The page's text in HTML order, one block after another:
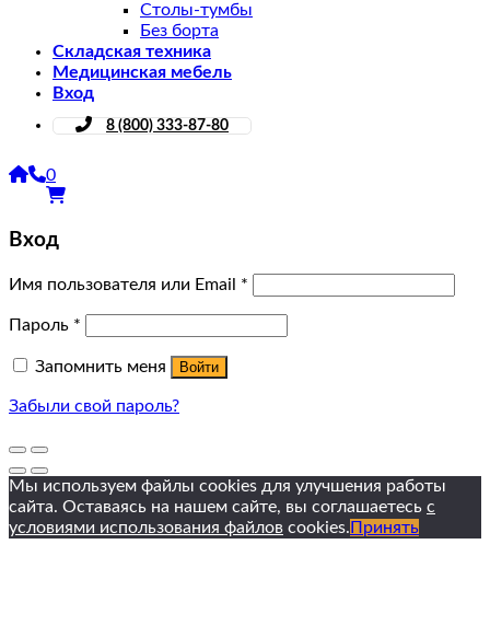
Столы-тумбы
Без борта
Складская техника
Медицинская мебель
Вход
8 (800) 333-87-80
0
Вход
Имя пользователя или Email *
Пароль *
Запомнить меня Войти
Забыли свой пароль?
Мы используем файлы cookies для улучшения работы
сайта. Оставаясь на нашем сайте, вы соглашаетесь с
условиями использования файлов cookies. Принять